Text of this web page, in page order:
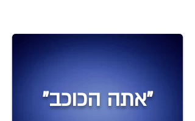
"אתה הכוכב"